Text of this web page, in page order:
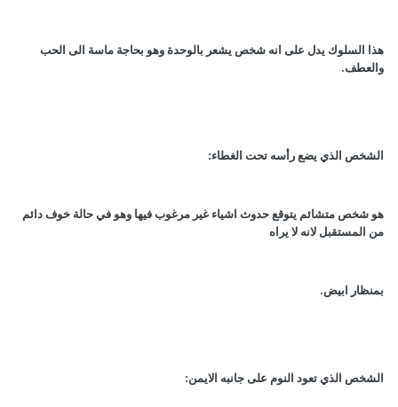
هذا السلوك يدل على انه شخص يشعر بالوحدة وهو بحاجة ماسة الى الحب
والعطف.
الشخص الذي يضع رأسه تحت الغطاء:
هو شخص متشائم يتوقع حدوث اشياء غير مرغوب فيها وهو في حالة خوف دائم
من المستقبل لانه لا يراه
بمنظار ابيض.
الشخص الذي تعود النوم على جانبه الايمن: